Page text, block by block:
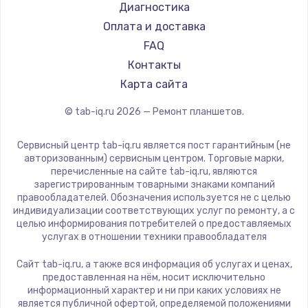
1430 руб.
Заказать
Чистка от пыли
1330 руб.
Заказать
Замена южного моста
2600 руб.
Заказать
Замена материнской платы
1690 руб.
Заказать
Philips
Dell
HP
Getac
ZTE
CHUWI
Диагностика
Оплата и доставка
FAQ
Контакты
Карта сайта
© tab-iq.ru 2026 — Ремонт планшетов.
Сервисный центр tab-iq.ru является пост гарантийным (не
авторизованным) сервисным центром. Торговые марки,
перечисленные на сайте tab-iq.ru, являются
зарегистрированным товарными знаками компаний
правообладателей. Обозначения используется не с целью
индивидуализации соответствующих услуг по ремонту, а с
целью информирования потребителей о предоставляемых
услугах в отношении техники правообладателя
Сайт tab-iq.ru, а также вся информация об услугах и ценах,
предоставленная на нём, носит исключительно
информационный характер и ни при каких условиях не
является публичной офертой, определяемой положениями